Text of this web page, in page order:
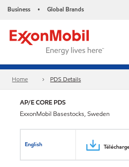
Business • Global Brands
Home PDS Details
AP/E CORE PDS
ExxonMobil Basestocks, Sweden
English